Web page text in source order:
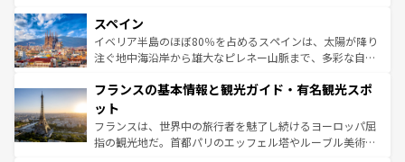
ろん、トスカーナの美しい田園風景やアマルフィ海岸の絶
景など、自然景観も見逃せない。観光の合間には、本場の
ピザやパスタなど、絶品のイタリア料理を堪能することも
ませてくれるイタリアで、忘れられない旅をしてみよう！
なお、新着のイタリア情報は
しい。
スペイン
イベリア半島のほぼ80％を占めるスペインは、太陽が降り
注ぐ地中海沿岸から雄大なピレネー山脈まで、多彩な自然
文化が根付くこの国では、情熱的なフラメンコ、熱気あふ
れる闘牛、そして美味しいタパスが生活の一部となってい
る。首都マドリードの洗練された雰囲気や、バルセロナの
アートに溢れた街角から、地方では古代ローマ遺跡や中世
フランスの基本情報と観光ガイド・有名観光スポ
ット
フランスは、世界中の旅行者を魅了し続けるヨーロッパ屈
指の観光地だ。首都パリのエッフェル塔やルーブル美術館